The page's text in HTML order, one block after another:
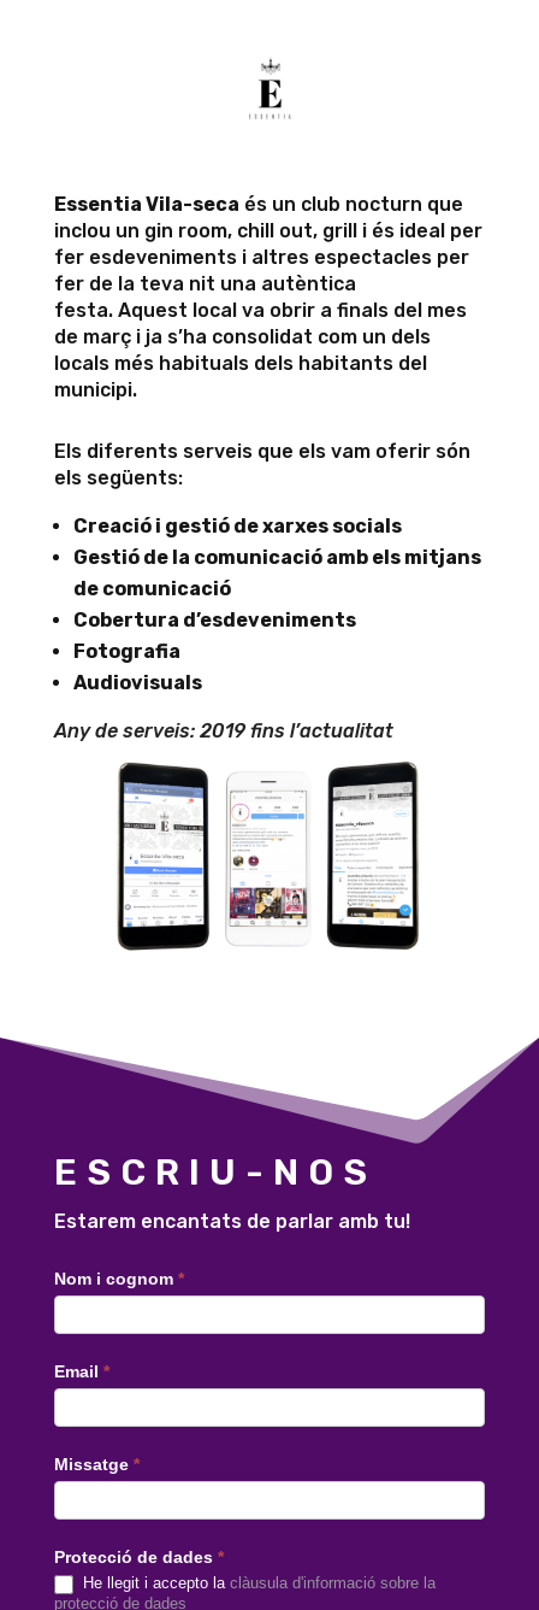
Essentia Vila-seca és un club nocturn que
inclou un gin room, chill out, grill i és ideal per
fer esdeveniments i altres espectacles per
fer de la teva nit una autèntica
festa. Aquest local va obrir a finals del mes
de març i ja s’ha consolidat com un dels
locals més habituals dels habitants del
municipi.
Els diferents serveis que els vam oferir són
els següents:
Creació i gestió de xarxes socials
Gestió de la comunicació amb els mitjans
de comunicació
Cobertura d’esdeveniments
Fotografia
Audiovisuals
Any de serveis: 2019 fins l’actualitat
ESCRIU-NOS
Estarem encantats de parlar amb tu!
Contacte
català
Nom i cognom *
Email *
Missatge *
Protecció de dades *
He llegit i accepto la clàusula d'informació sobre la
protecció de dades